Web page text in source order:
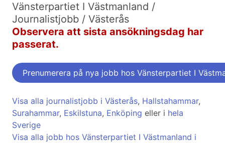
Vänsterpartiet I Västmanland /
Journalistjobb / Västerås
Observera att sista ansökningsdag har
passerat.
Prenumerera på nya jobb hos Vänsterpartiet I
Visa alla journalistjobb i Västerås, Hallstahammar,
Surahammar, Eskilstuna, Enköping eller i hela
Sverige
Visa alla jobb hos Vänsterpartiet I Västmanland i